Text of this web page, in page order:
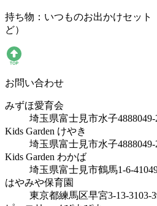
持ち物：いつものお出かけセット
ど）
お問い合わせ
みずほ愛育会
埼玉県富士見市水子4888049-
Kids Garden けやき
埼玉県富士見市水子4888049-
Kids Garden わかば
埼玉県富士見市鶴馬1-6-41
はやみや保育園
東京都練馬区早宮3-13-3103-